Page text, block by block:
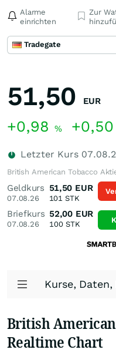
Alarme
einrichten
Zur
Tradegate
51,50 EUR
+0,98 % +0,50
Letzter Kurs
British American Tobacco
Geldkurs
07.08.26
51,50 EUR
101 STK
Briefkurs
07.08.26
52,00 EUR
100STK
Kurse, Daten,
British
Realtime Chart